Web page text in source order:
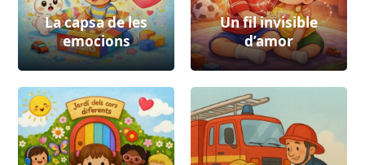
La capsa de les
emocions
Un fil invisible
d’amor